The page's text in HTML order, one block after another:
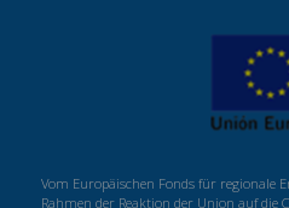
Vom Europäischen Fonds für regionale
Rahmen der Reaktion der Union auf die